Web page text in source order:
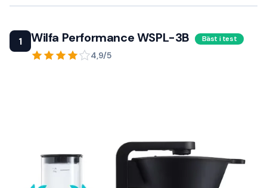
1 Wilfa Performance WSPL-3B Bäst i test
4,9/5